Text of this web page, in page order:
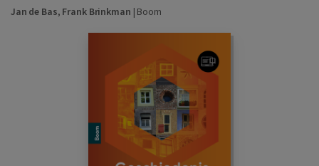
Jan de Bas, Frank Brinkman | Boom